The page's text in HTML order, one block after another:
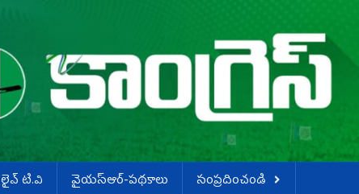
లైవ్ టి.వి వైయస్ఆర్-పథకాలు
సంప్రదించండి